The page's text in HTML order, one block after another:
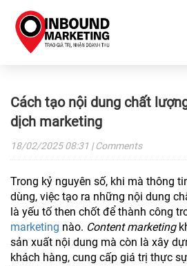
Cách tạo nội dung chất
dịch marketing
18/02/202508:31 | Comments
Trong kỷ nguyên số, khi mà thông
dùng, việc tạo ra những nội dung
là yếu tố then chốt để thành công
marketing nào. Content marketing
sản xuất nội dung mà còn là xây
khách hàng, cung cấp giá trị thực